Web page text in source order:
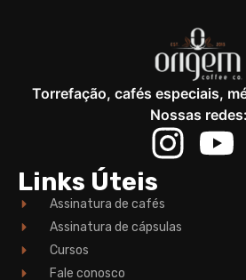
Torrefação, cafés especiais,
Nossas redes:
Links Úteis
Assinatura de cafés
Assinatura de cápsulas
Cursos
Fale conosco